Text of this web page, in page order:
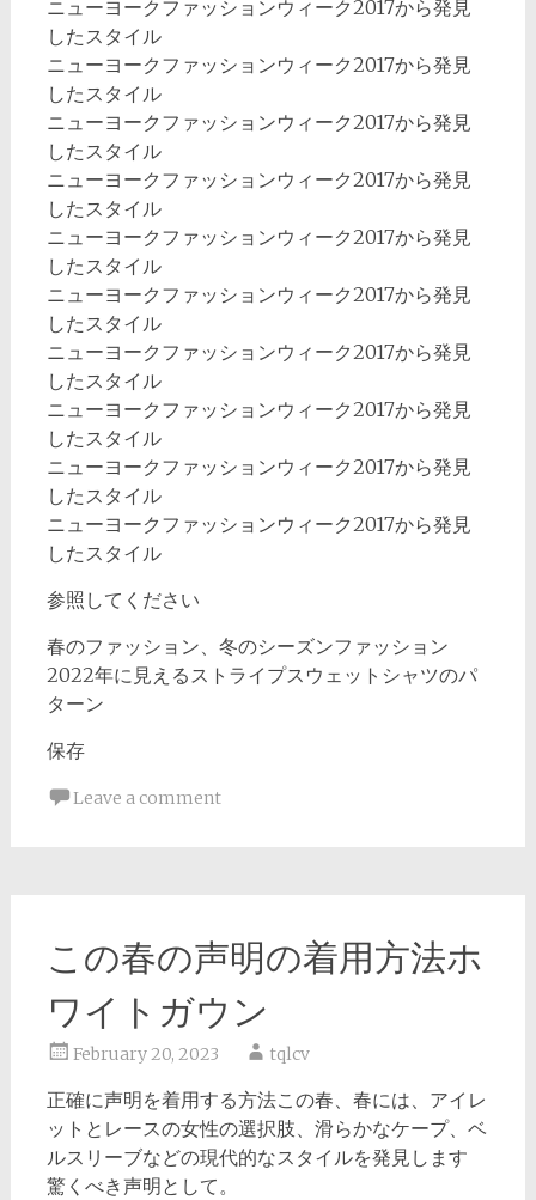
ニューヨークファッションウィーク2017から発見
したスタイル
ニューヨークファッションウィーク2017から発見
したスタイル
ニューヨークファッションウィーク2017から発見
したスタイル
ニューヨークファッションウィーク2017から発見
したスタイル
ニューヨークファッションウィーク2017から発見
したスタイル
ニューヨークファッションウィーク2017から発見
したスタイル
ニューヨークファッションウィーク2017から発見
したスタイル
ニューヨークファッションウィーク2017から発見
したスタイル
ニューヨークファッションウィーク2017から発見
したスタイル
ニューヨークファッションウィーク2017から発見
したスタイル
参照してください
春のファッション、冬のシーズンファッション
2022年に見えるストライプスウェットシャツのパ
ターン
保存
Leave a comment
この春の声明の着用方法ホ
ワイトガウン
February 20, 2023 tqlcv
正確に声明を着用する方法この春、春には、アイレ
ットとレースの女性の選択肢、滑らかなケープ、ベ
ルスリーブなどの現代的なスタイルを発見します
驚くべき声明として。